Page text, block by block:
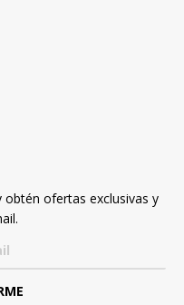
ofertas exclusivas y